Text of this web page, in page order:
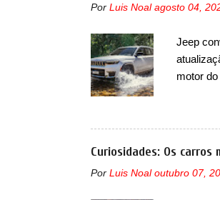
design
bastante
Por Luis Noal agosto 04,
Jeep
motor
com
também,
Curiosidades: Os carros
Por Luis Noal outubro 07,